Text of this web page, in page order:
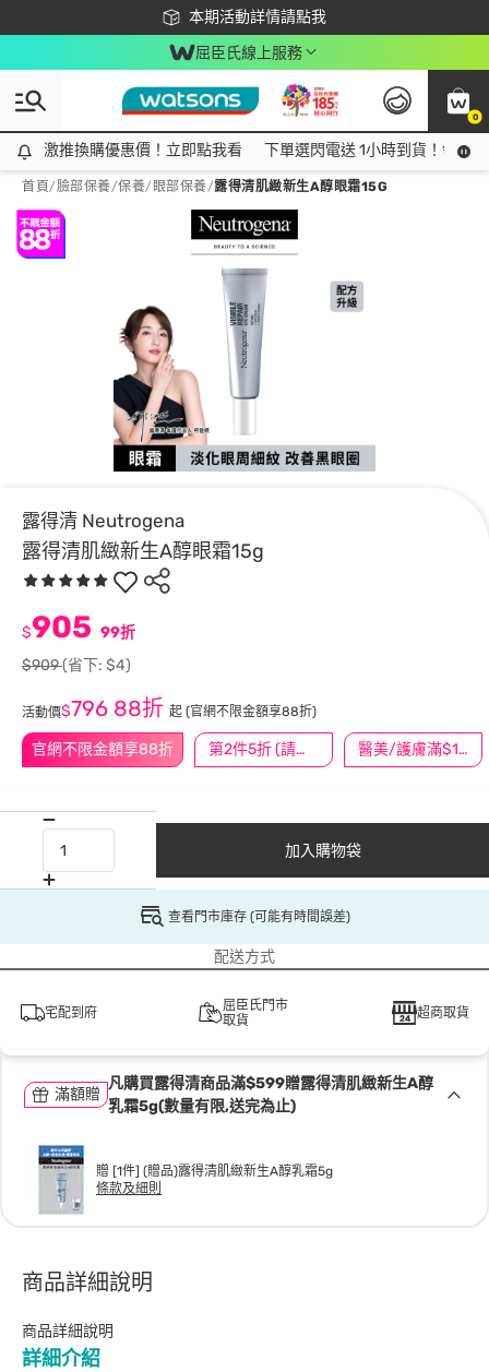
本期活動詳情請點我
下載app最高回饋$350
屈臣氏線上服務
0
激推換購優惠價！立即點我看
激推換購優惠價！立即點我看 下單選閃電送 1小時到貨！領神
首頁/臉部保養/保養/ 眼部保養/露得清肌緻新生A醇眼霜15G
露得清 Neutrogena
露得清肌緻新生A醇眼霜15g
官網不限金額享88折 第2件5折 (請任選2件商品) 醫美/護膚滿$1200送$200
$905 99折
$909(省下: $4)
活動價$796 88折 起 (官網不限金額享88折)
加入購物袋
查看門市庫存 (可能有時間誤差)
配送方式
宅配到府
屈臣氏門市
取貨
超商取貨
滿額贈
凡購買露得清商品滿$599贈露得清肌緻新生A醇
乳霜5g(數量有限,送完為止)
贈 [1件] (贈品)露得清肌緻新生A醇乳霜5g
條款及細則
商品詳細說明
商品詳細說明
詳細介紹